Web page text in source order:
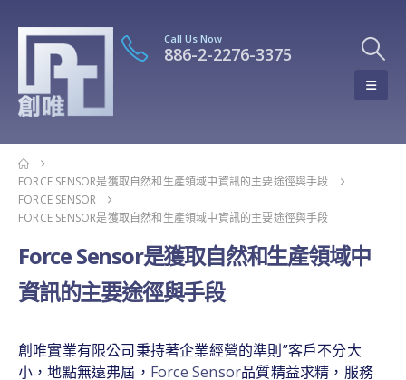
Call Us Now
886-2-2276-3375
FORCE SENSOR是獲取自然和生產領域中資訊的主要途徑與手段
FORCE SENSOR
FORCE SENSOR是獲取自然和生產領域中資訊的主要途徑與手段
Force Sensor是獲取自然和生產領域中
資訊的主要途徑與手段
創唯實業有限公司秉持著企業經營的準則”客戶不分大
小，地點無遠弗屆， Force Sensor品質精益求精，服務